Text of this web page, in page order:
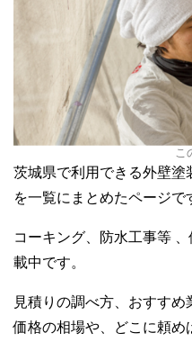
こ
茨城県で利用できる外壁
を一覧にまとめたページで
コーキング、防水工事等
載中です。
見積りの調べ方、おすすめ
価格の相場や、どこに頼